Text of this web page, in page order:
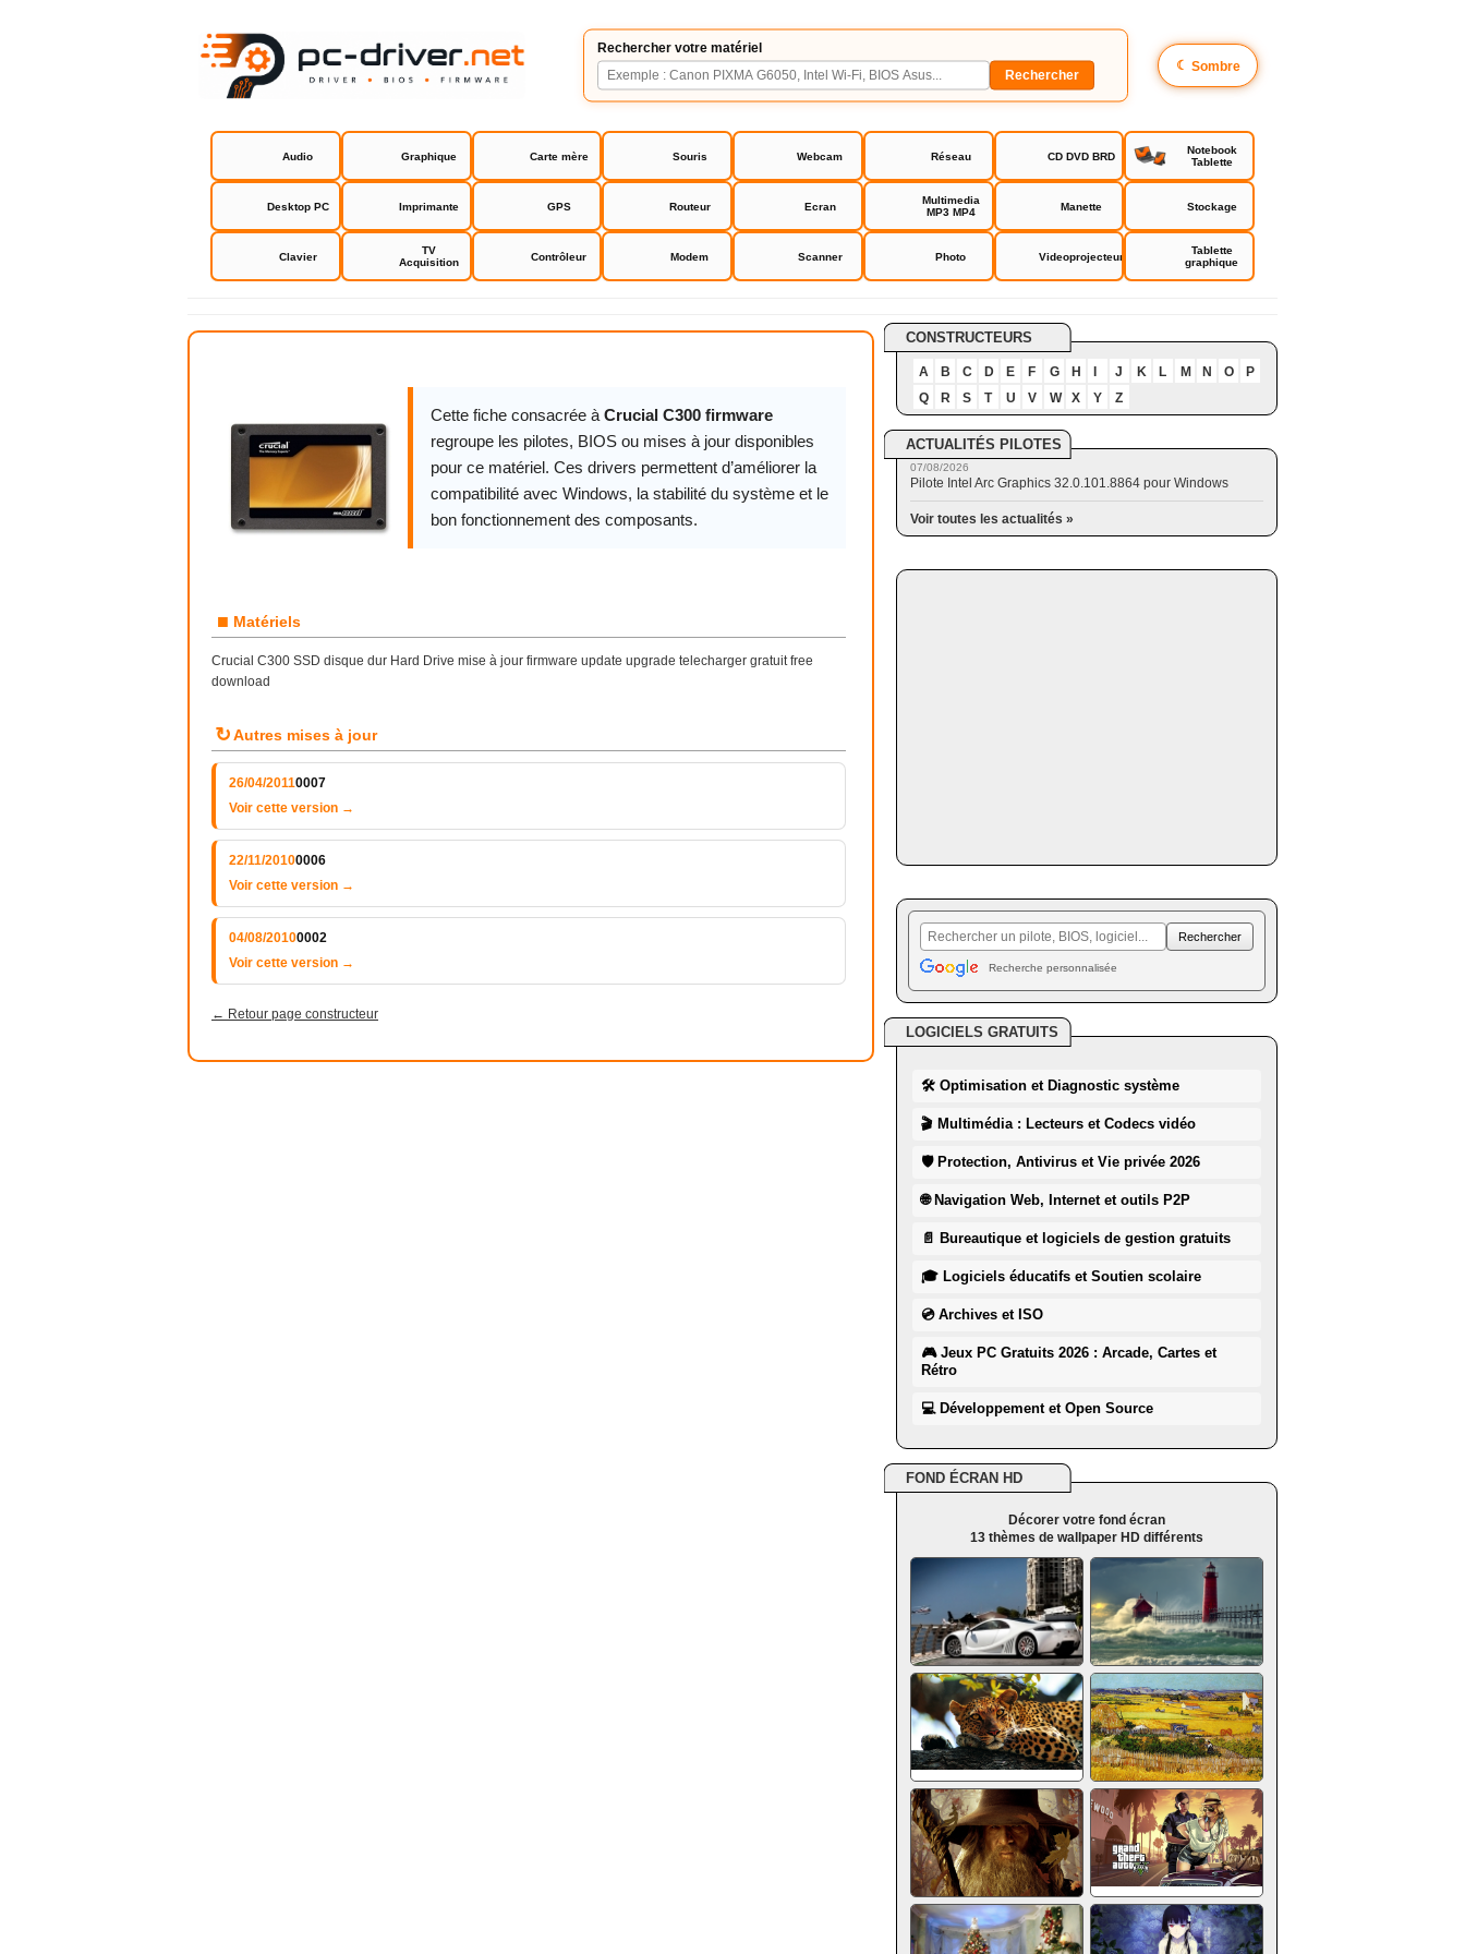
Rechercher votre matériel
☾ Sombre
Audio Graphique Carte mère Souris Webcam Réseau CD DVD BRD
Notebook
Tablette
Desktop PC Imprimante GPS Routeur Ecran
Multimedia
MP3 MP4
Manette Stockage
Clavier
TV
Acquisition
Contrôleur Modem Scanner Photo Videoprojecteur
Tablette
graphique
Crucial C300 firmware
Cette fiche consacrée à Crucial C300 firmware
regroupe les pilotes, BIOS ou mises à jour disponibles
pour ce matériel. Ces drivers permettent d’améliorer la
compatibilité avec Windows, la stabilité du système et le
bon fonctionnement des composants.
■ Matériels
Crucial C300 SSD disque dur Hard Drive mise à jour firmware update upgrade telecharger gratuit free
download
↻Autres mises à jour
26/04/20110007
Voir cette version →
22/11/20100006
Voir cette version →
04/08/20100002
Voir cette version →
← Retour page constructeur
CONSTRUCTEURS
A B C D E F G H J K L M N O
P
Q
R S T U V W X Y Z
ACTUALITÉS PILOTES
07/08/2026
Pilote Intel Arc Graphics 32.0.101.8864 pour Windows
Voir toutes les actualités »
Recherche personnalisée
LOGICIELS GRATUITS
🛠 Optimisation et Diagnostic système
🎬 Multimédia : Lecteurs et Codecs vidéo
🛡 Protection, Antivirus et Vie privée 2026
🌐 Navigation Web, Internet et outils P2P
📄 Bureautique et logiciels de gestion gratuits
🎓 Logiciels éducatifs et Soutien scolaire
💿 Archives et ISO
🎮 Jeux PC Gratuits 2026 : Arcade, Cartes et
Rétro
💻 Développement et Open Source
FOND ÉCRAN HD
Décorer votre fond écran
13 thèmes de wallpaper HD différents